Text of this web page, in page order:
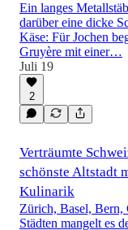
Ein langes
darüber eine dicke
Käse: Für Jochen
Gruyère mit einer…
Juli 19
2
Verträumte
schönste Altstadt
Kulinarik
Zürich, Basel, Bern,
Städten mangelt es